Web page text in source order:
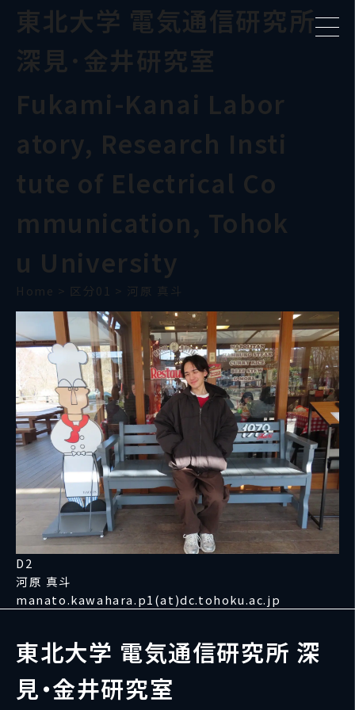
東北大学 電気通信研究所
深見･金井研究室
Fukami-Kanai Labor
atory, Research Insti
tute of Electrical Co
mmunication, Tohok
u University
Home > 区分01 > 河原 真斗
D2
河原 真斗
manato.kawahara.p1(at)dc.tohoku.ac.jp
東北大学 電気通信研究所 深
見・金井研究室